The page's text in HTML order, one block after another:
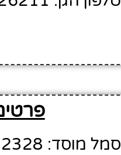
סמל מוסד: 502328